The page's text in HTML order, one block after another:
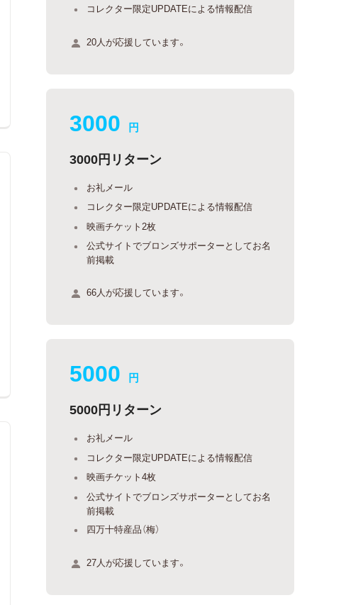
コレクター限定UPDATEによる情報配信
20人が応援しています。
3000 円
3000円リターン
お礼メール
コレクター限定UPDATEによる情報配信
映画チケット2枚
公式サイトでブロンズサポーターとしてお名
前掲載
66人が応援しています。
5000 円
5000円リターン
お礼メール
コレクター限定UPDATEによる情報配信
映画チケット4枚
公式サイトでブロンズサポーターとしてお名
前掲載
四万十特産品（梅）
27人が応援しています。